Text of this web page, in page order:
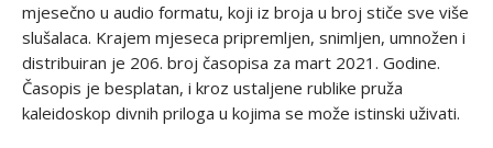
mjesečno u audio formatu, koji iz broja u broj stiče sve više
slušalaca. Krajem mjeseca pripremljen, snimljen, umnožen i
distribuiran je 206. broj časopisa za mart 2021. Godine.
Časopis je besplatan, i kroz ustaljene rublike pruža
kaleidoskop divnih priloga u kojima se može istinski uživati.